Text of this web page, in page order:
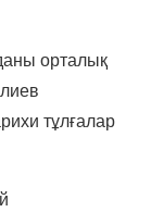
орталық
тұлғалар